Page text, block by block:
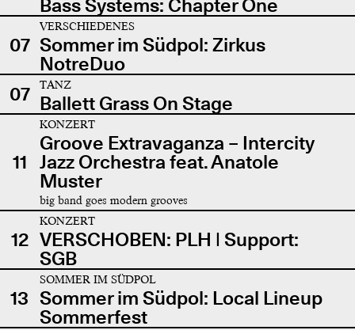
Bass Systems: Chapter One
07
VERSCHIEDENES
Sommer im Südpol: Zirkus
NotreDuo
07
TANZ
Ballett Grass On Stage
11
KONZERT
Groove Extravaganza – Intercity
Jazz Orchestra feat. Anatole
Muster
big band goes modern grooves
12
KONZERT
VERSCHOBEN: PLH | Support:
SGB
13
SOMMER IM SÜDPOL
Sommer im Südpol: Local Lineup
Sommerfest